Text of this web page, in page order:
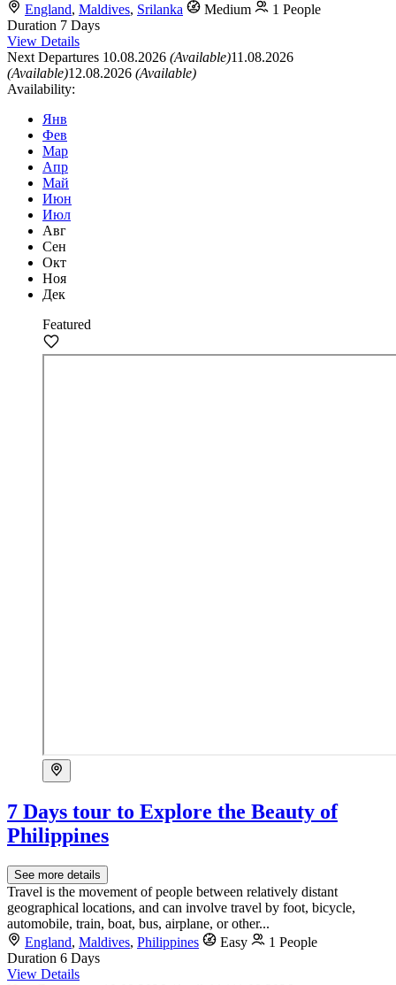
England, Maldives, Srilanka Medium
1 People
Duration 7 Days
View Details
Next Departures 10.08.2026 (Available)11.08.2026
(Available)12.08.2026 (Available)
Availability:
Янв
Фев
Мар
Апр
Май
Июн
Июл
Авг
Сен
Окт
Ноя
Дек
Featured
7 Days tour to Explore the Beauty of
Philippines
See more details
Travel is the movement of people between relatively distant
geographical locations, and can involve travel by foot, bicycle,
automobile, train, boat, bus, airplane, or other...
England, Maldives, Philippines Easy
1 People
Duration 6 Days
View Details